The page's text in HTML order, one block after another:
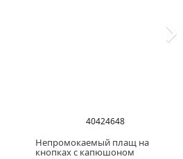
40424648
Непромокаемый плащ на
кнопках с капюшоном